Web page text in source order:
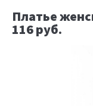
Платье
116 руб.